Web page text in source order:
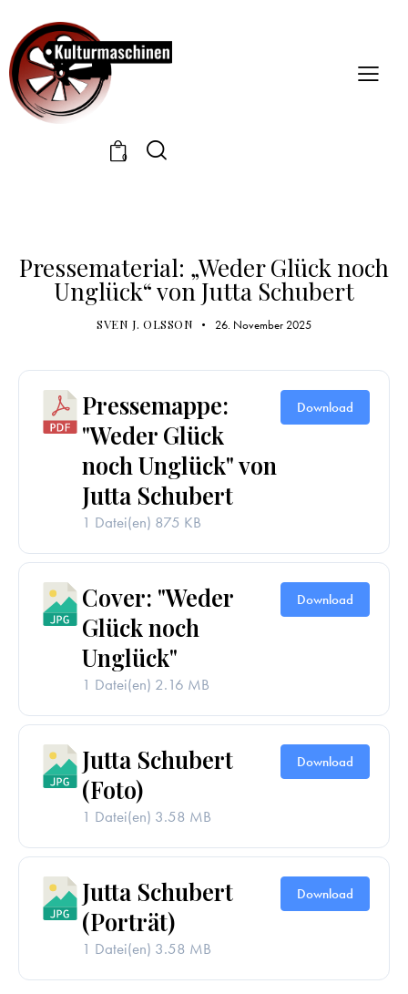
0
Pressematerial: „Weder Glück noch
Unglück“ von Jutta Schubert
SVEN J. OLSSON 26. November 2025
Pressemappe:
"Weder Glück
noch Unglück" von
Jutta Schubert
1 Datei(en) 875 KB
Download
Cover: "Weder
Glück noch
Unglück"
1 Datei(en) 2.16 MB
Download
Jutta Schubert
(Foto)
1 Datei(en) 3.58 MB
Download
Jutta Schubert
(Porträt)
1 Datei(en) 3.58 MB
Download